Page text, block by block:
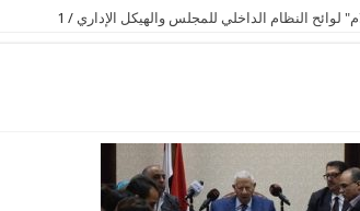
لوائح النظام الداخلي للمجلس والهيكل الإداري /
1